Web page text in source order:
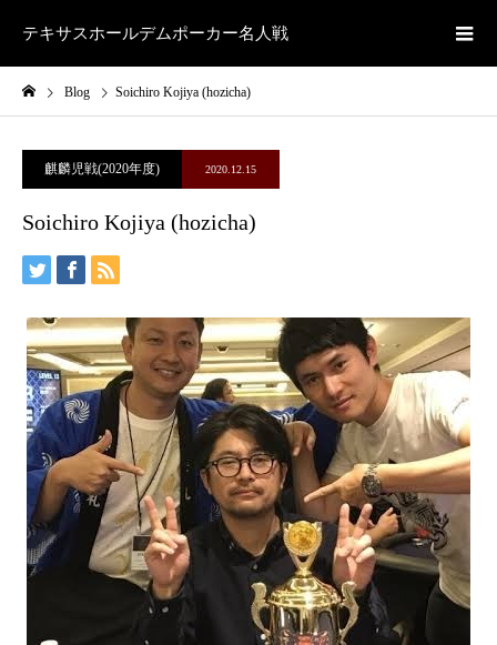
テキサスホールデムポーカー名人戦
Blog Soichiro Kojiya (hozicha)
麒麟児戦(2020年度) 2020.12.15
Soichiro Kojiya (hozicha)